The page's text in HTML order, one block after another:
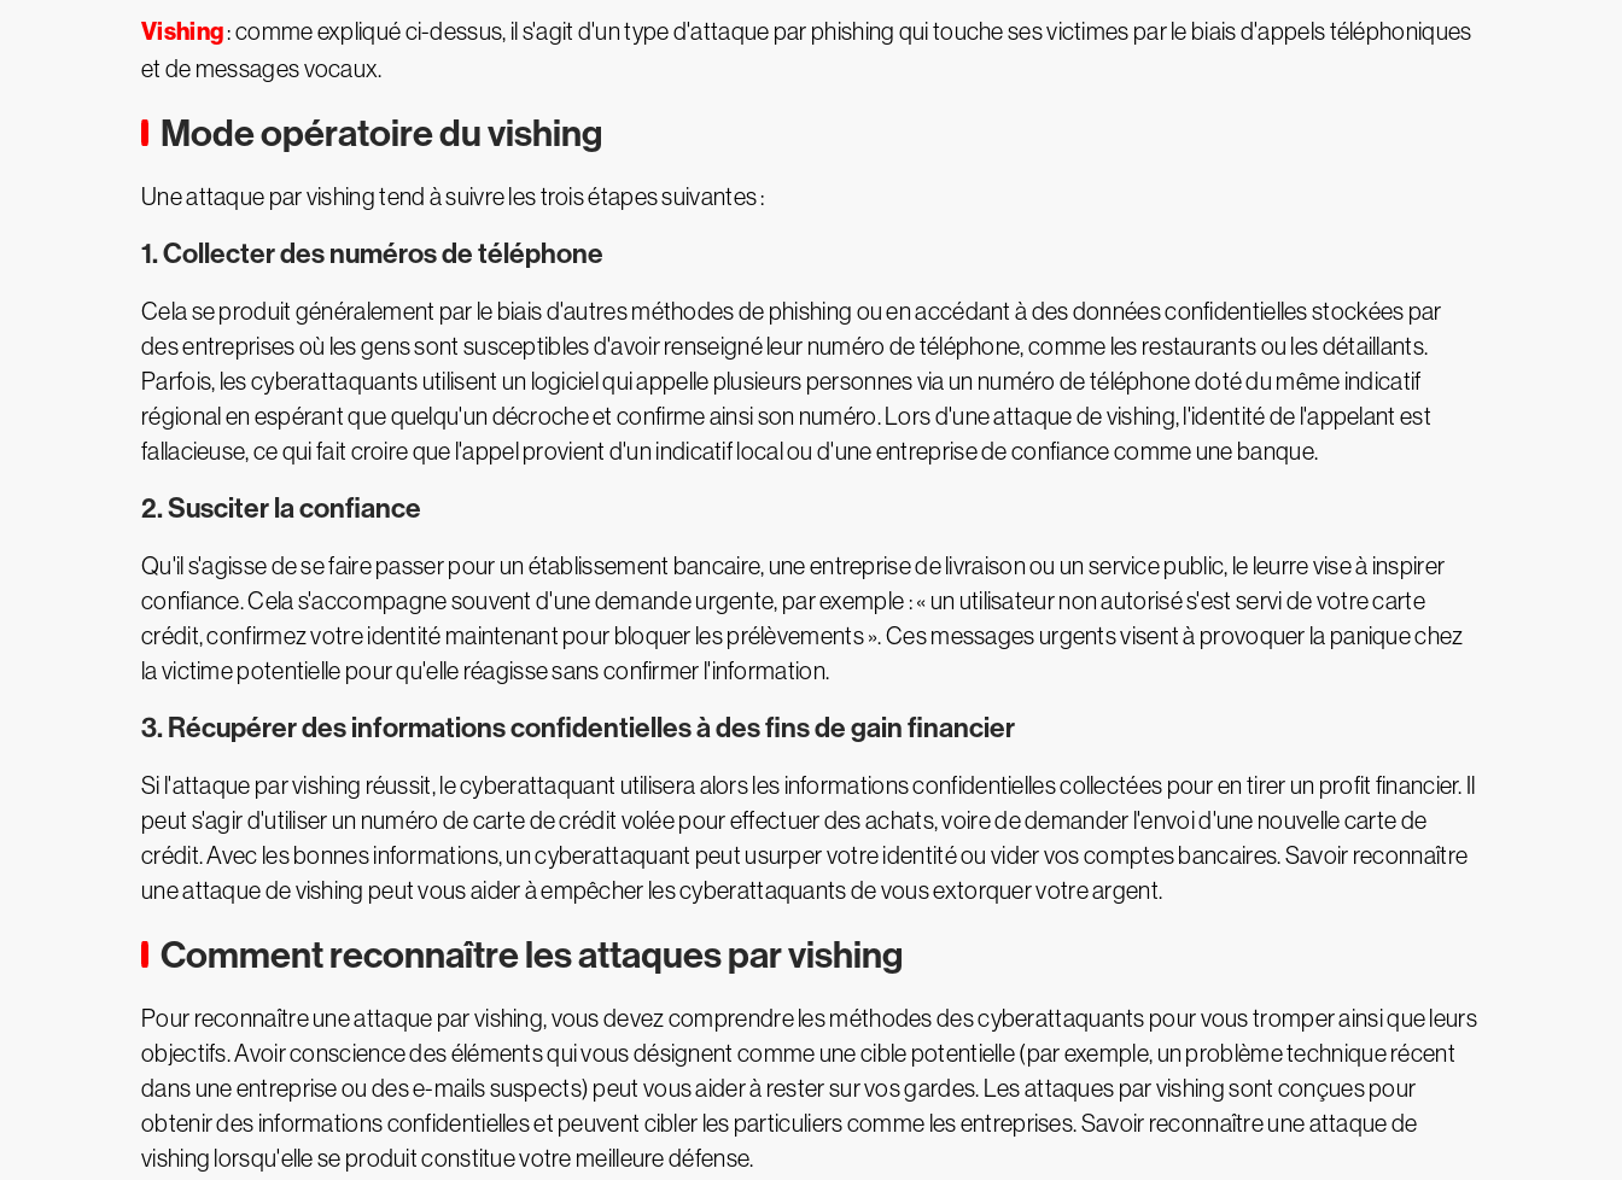
Vishing: comme expliqué ci-dessus, il s'agit d'un type d'attaque par phishing qui touche ses victimes par le biais d'appels téléphoniques
et de messages vocaux.
Mode opératoire du vishing
Une attaque par vishing tend à suivre les trois étapes suivantes :
1. Collecter des numéros de téléphone
Cela se produit généralement par le biais d'autres méthodes de phishing ou en accédant à des données confidentielles stockées par
des entreprises où les gens sont susceptibles d'avoir renseigné leur numéro de téléphone, comme les restaurants ou les détaillants.
Parfois, les cyberattaquants utilisent un logiciel qui appelle plusieurs personnes via un numéro de téléphone doté du même indicatif
régional en espérant que quelqu'un décroche et confirme ainsi son numéro. Lors d'une attaque de vishing, l'identité de l'appelant est
fallacieuse, ce qui fait croire que l'appel provient d'un indicatif local ou d'une entreprise de confiance comme une banque.
2. Susciter la confiance
Qu'il s'agisse de se faire passer pour un établissement bancaire, une entreprise de livraison ou un service public, le leurre vise à inspirer
confiance. Cela s'accompagne souvent d'une demande urgente, par exemple : « un utilisateur non autorisé s'est servi de votre carte
crédit, confirmez votre identité maintenant pour bloquer les prélèvements ». Ces messages urgents visent à provoquer la panique chez
la victime potentielle pour qu'elle réagisse sans confirmer l'information.
3. Récupérer des informations confidentielles à des fins de gain financier
Si l'attaque par vishing réussit, le cyberattaquant utilisera alors les informations confidentielles collectées pour en tirer un profit financier. Il
peut s'agir d'utiliser un numéro de carte de crédit volée pour effectuer des achats, voire de demander l'envoi d'une nouvelle carte de
crédit. Avec les bonnes informations, un cyberattaquant peut usurper votre identité ou vider vos comptes bancaires. Savoir reconnaître
une attaque de vishing peut vous aider à empêcher les cyberattaquants de vous extorquer votre argent.
Comment reconnaître les attaques par vishing
Pour reconnaître une attaque par vishing, vous devez comprendre les méthodes des cyberattaquants pour vous tromper ainsi que leurs
objectifs. Avoir conscience des éléments qui vous désignent comme une cible potentielle (par exemple, un problème technique récent
dans une entreprise ou des e-mails suspects) peut vous aider à rester sur vos gardes. Les attaques par vishing sont conçues pour
obtenir des informations confidentielles et peuvent cibler les particuliers comme les entreprises. Savoir reconnaître une attaque de
vishing lorsqu'elle se produit constitue votre meilleure défense.